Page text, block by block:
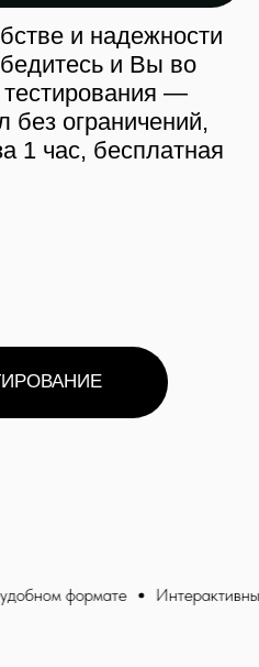
формате Интерактивные
способ
Их
способ
гостей.